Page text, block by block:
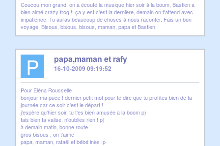
Coucou mon grand, on a écouté la musique hier soir à la boum, Bastien a
bien aimé crazy frog !! ça y est c'est la dernière, demain on t'attend avec
impatience. Tu auras beaucoup de choses à nous raconter. Fais un bon
voyage. Bisous, bisous, bisous, maman, papa et Bastien.
P papa,maman et rafy
16-10-2009 09:19:52
Pour Eléna Rousselle :
bonjour ma puce ! dernier petit mot pour te dire que tu profites bien de ta
journée car ce soir c'est le départ !
j'espère qu'hier soir, tu t'es bien amusée à la boom p)
fais bien ta valise, n'oublies rien ! p)
à demain matin, bonne route
gros bisous ; on t'aime
papa, maman, rafaël et bébé inès :p